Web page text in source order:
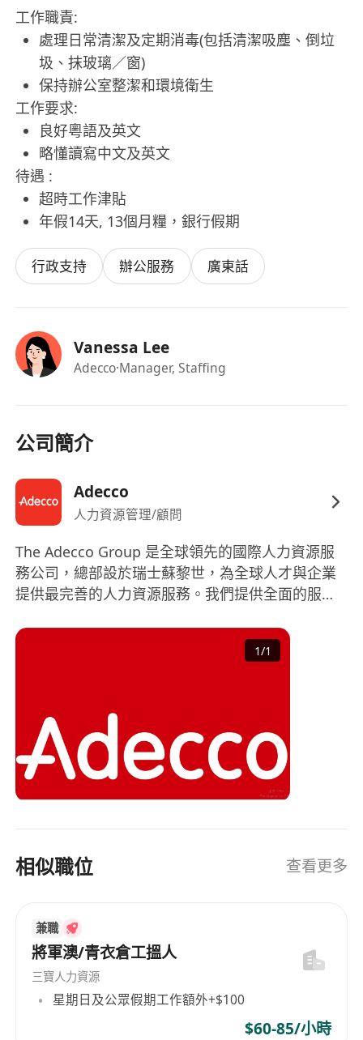
工作職責:
處理日常清潔及定期消毒(包括清潔吸塵、倒垃
圾、抹玻璃／窗)
保持辦公室整潔和環境衛生
工作要求:
良好粵語及英文
略懂讀寫中文及英文
待遇 :
超時工作津貼
年假14天, 13個月糧，銀行假期
行政支持 辦公服務 廣東話
Vanessa Lee
Adecco·Manager, Staffing
公司簡介
Adecco
人力資源管理/顧問
The Adecco Group 是全球領先的國際人力資源服
務公司，總部設於瑞士蘇黎世，為全球人才與企業
提供最完善的人力資源服務。我們提供全面的服
轉換、人才發掘及發展、人力資源外判及專業諮
詢。 作爲全球財富 500強企業，憑藉豐富的全球專
The Adecco Group is the world’s leading HR
solutions provider, based in Zurich, Switzerland.
With our 360° service offering, we provide a
one-stop-shop for all HR related needs to global
talents and enterprises. Our comprehensive
development, outsourcing and consulting. As a
enabling us to assist organizations in building
successful teams and to help individuals in their
careers.
1/1
相似職位 查看更多
兼職
將軍澳/青衣倉工搵人
三寶人力資源
星期日及公眾假期工作額外+$100
$60-85/小時